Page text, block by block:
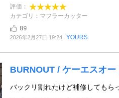
評価：
カテゴリ：マフラーカッター
89
2026年2月27日 19:24 YOURS
BURNOUT / ケーエスオ
バックリ割れたけど補修してもら